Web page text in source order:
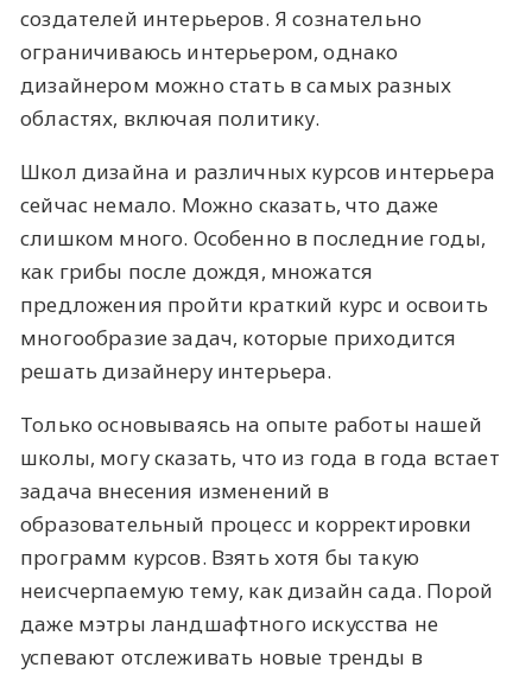
создателей интерьеров. Я сознательно
ограничиваюсь интерьером, однако
дизайнером можно стать в самых разных
областях, включая политику.
Школ дизайна и различных курсов интерьера
сейчас немало. Можно сказать, что даже
слишком много. Особенно в последние годы,
как грибы после дождя, множатся
предложения пройти краткий курс и освоить
многообразие задач, которые приходится
решать дизайнеру интерьера.
Только основываясь на опыте работы нашей
школы, могу сказать, что из года в года встает
задача внесения изменений в
образовательный процесс и корректировки
программ курсов. Взять хотя бы такую
неисчерпаемую тему, как дизайн сада. Порой
даже мэтры ландшафтного искусства не
успевают отслеживать новые тренды в